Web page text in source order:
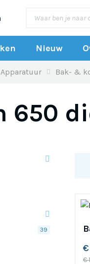
Nieuw
Apparatuur Bak- &
650
39
€
€